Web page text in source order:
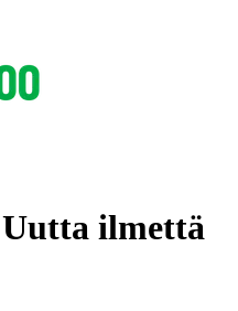
ilmettä